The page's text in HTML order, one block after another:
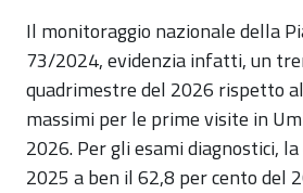
Il monitoraggio nazionale della
73/2024, evidenzia infatti, un
quadrimestre del 2026 rispetto
massimi per le prime visite in
2026. Per gli esami diagnostici,
2025 a ben il 62,8 per cento del